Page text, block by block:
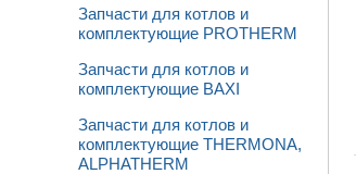
Запчасти для котлов и
комплектующие PROTHERM
Запчасти для котлов и
комплектующие BAXI
Запчасти для котлов и
комплектующие THERMONA,
ALPHATHERM